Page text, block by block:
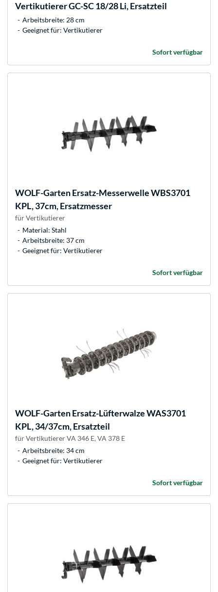
Vertikutierer GC-SC 18/28 Li, Ersatzteil
Arbeitsbreite: 28 cm
Geeignet für: Vertikutierer
Sofort verfügbar
WOLF-GartenErsatz-Messerwelle WBS3701
KPL, 37cm, Ersatzmesser
für Vertikutierer
Material: Stahl
Arbeitsbreite: 37 cm
Geeignet für: Vertikutierer
Sofort verfügbar
WOLF-GartenErsatz-Lüfterwalze WAS3701
KPL, 34/37cm, Ersatzteil
für Vertikutierer VA 346 E, VA 378 E
Arbeitsbreite: 34 cm
Geeignet für: Vertikutierer
Sofort verfügbar